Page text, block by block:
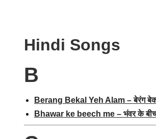
Hindi Songs
B
Berang Bekal Yeh Alam – बेरंग
Bhawar ke beech me – भंवर के